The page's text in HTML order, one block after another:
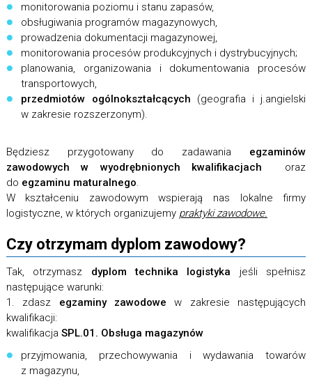
monitorowania poziomu i stanu zapasów,
obsługiwania programów magazynowych,
prowadzenia dokumentacji magazynowej,
monitorowania procesów produkcyjnych i dystrybucyjnych;
planowania, organizowania i dokumentowania procesów
transportowych,
przedmiotów ogólnokształcących (geografia i j.angielski
w zakresie rozszerzonym).
Będziesz przygotowany do zadawania egzaminów
zawodowych w wyodrębnionych kwalifikacjach
oraz
do egzaminu maturalnego.
W kształceniu zawodowym wspierają nas lokalne firmy
logistyczne, w których organizujemy praktyki zawodowe.
Czy otrzymam dyplom zawodowy?
Tak, otrzymasz dyplom technika logistyka jeśli spełnisz
następujące warunki:
1. zdasz egzaminyzawodowe w zakresie następujących
kwalifikacji:
kwalifikacja SPL.01. Obsługa magazynów
przyjmowania, przechowywania i wydawania towarów
z magazynu,